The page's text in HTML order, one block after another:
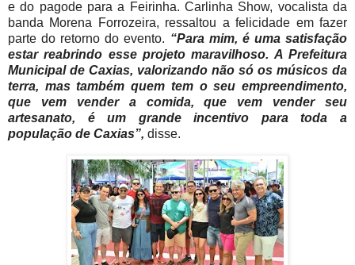
e do pagode para a Feirinha. Carlinha Show, vocalista da
banda Morena Forrozeira, ressaltou a felicidade em fazer
parte do retorno do evento. “Para mim, é uma satisfação
estar reabrindo esse projeto maravilhoso. A Prefeitura
Municipal de Caxias, valorizando não só os músicos da
terra, mas também quem tem o seu empreendimento,
que vem vender a comida, que vem vender seu
artesanato, é um grande incentivo para toda a
população de Caxias”, disse.